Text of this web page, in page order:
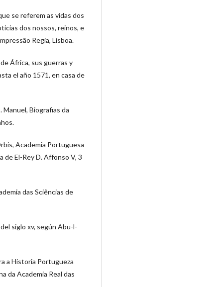
se referem as vidas dos
dos nossos, reinos, e
Regia, Lisboa.
África, sus guerras y
el año 1571, en casa de
Manuel, Biografias da
Academia Portuguesa
de El-Rey D. Affonso V, 3
das Sciências de
siglo xv, según Abu-l-
a Historia Portugueza
da Academia Real das